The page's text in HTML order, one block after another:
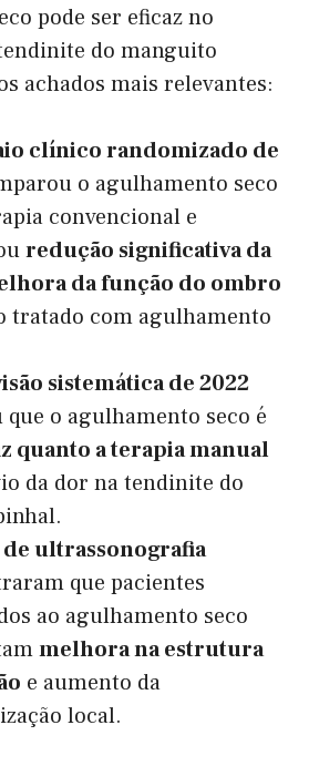
pode ser eficaz no
do manguito
achados mais relevantes:
clínico randomizado de
o agulhamento seco
convencional e
redução significativa da
da função do ombro
tratado com agulhamento
sistemática de 2022
o agulhamento seco é
quanto a terapia manual
da dor na tendinite do
ultrassonografia
que pacientes
ao agulhamento seco
melhora na estrutura
e aumento da
local.